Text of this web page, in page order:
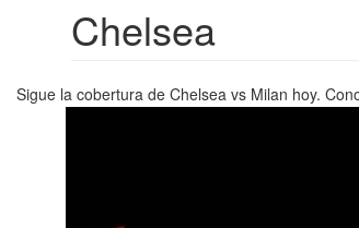
Chelsea
Sigue la cobertura de Chelsea vs Milan hoy.